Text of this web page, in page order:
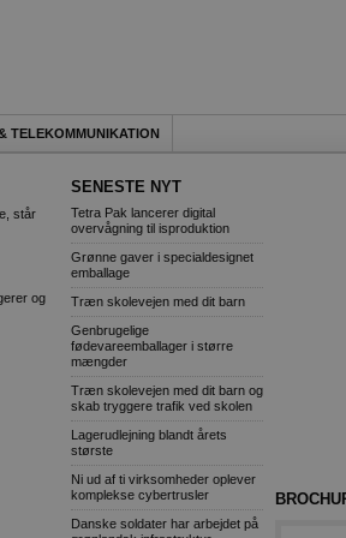
TELEKOMMUNIKATION
står
og
SENESTE NYT
Tetra Pak lancerer digital
overvågning til isproduktion
Grønne gaver i specialdesignet
emballage
Træn skolevejen med dit barn
Genbrugelige
fødevareemballager i større
mængder
Træn skolevejen med dit barn og
skab tryggere trafik ved skolen
Lagerudlejning blandt årets
største
Ni ud af ti virksomheder oplever
komplekse cybertrusler
Danske soldater har arbejdet på